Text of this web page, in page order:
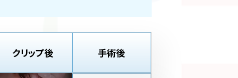
クリップ後 手術後